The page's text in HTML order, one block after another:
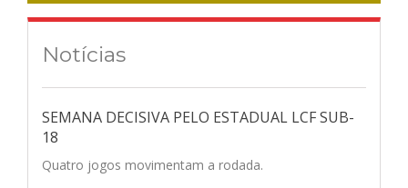
Notícias
SEMANA DECISIVA PELO ESTADUAL LCF SUB-
18
Quatro jogos movimentam a rodada.